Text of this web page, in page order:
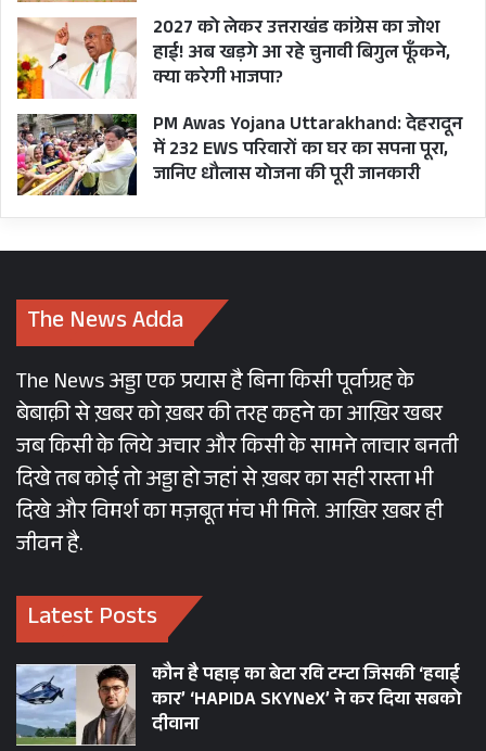
मोदी सरकार ने पड़ोसी देशों में धार्मिक कारणों से प्रताड़ना
झेल रहे गैर मुस्लिमों जिसमें हिन्दू, सिख, जैन, बौद्ध और
पारसी आदि धर्मावलंबी शामिल हैं, को नागरिकता देने के
लिए नागरिकता संशोधन कानून पारित किया। लेकिन इस
कानून का मुस्लिमों ने विरोध किया और दिल्ली का शाहीन
बाग देशभर के विरोध-प्रदर्शनों का केन्द्र बिन्दू बन गया।
के स्वर सुनाई देने लगे तो सरकार के कदम ठिठक गए।
जब मोदी ने तीन कृषि
कानून बनाकर किसानों को
दिल्ली चढ़ाई का न्यौता दे
डाला
2022 तक किसानों की आय दोगुना करने का वादा
प्रधानमंत्री मोदी ने 2014 के लोकसभा चुनाव से लेकर
2019 के लोकसभा चुनाव और तमाम विधानसभा चुनावों
2027 को लेकर उत्तराखंड कांग्रेस का जोश
हाई! अब खड़गे आ रहे चुनावी बिगुल फूँकने,
क्या करेगी भाजपा?
PM Awas Yojana Uttarakhand: देहरादून
में 232 EWS परिवारों का घर का सपना पूरा,
जानिए धौलास योजना की पूरी जानकारी
The News Adda
The News अड्डा एक प्रयास है बिना किसी पूर्वाग्रह के
बेबाक़ी से ख़बर को ख़बर की तरह कहने का आख़िर खबर
जब किसी के लिये अचार और किसी के सामने लाचार बनती
दिखे तब कोई तो अड्डा हो जहां से ख़बर का सही रास्ता भी
दिखे और विमर्श का मज़बूत मंच भी मिले. आख़िर ख़बर ही
जीवन है.
Latest Posts
कौन है पहाड़ का बेटा रवि टम्टा जिसकी ‘हवाई
कार’ ‘HAPIDA SKYNeX’ ने कर दिया सबको
दीवाना